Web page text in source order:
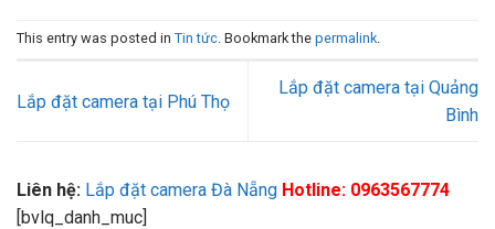
This entry was posted in Tin tức. Bookmark the permalink.
Lắp đặt camera tại Phú Thọ
Lắp đặt camera tại Quảng
Bình
Liên hệ: Lắp đặt camera Đà Nẵng Hotline: 0963567774
[bvlq_danh_muc]